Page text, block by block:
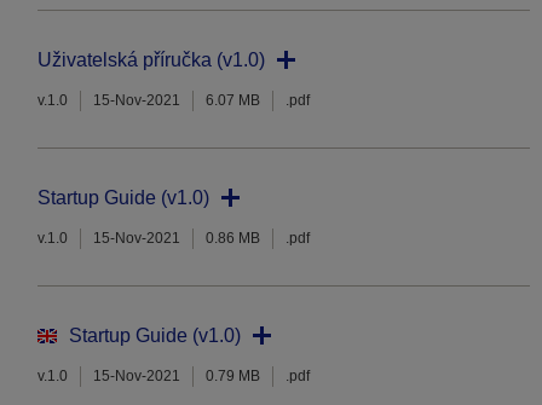
Uživatelská příručka (v1.0)
v.1.0 15-Nov-2021 6.07 MB .pdf
Startup Guide (v1.0)
v.1.0 15-Nov-2021 0.86 MB .pdf
Startup Guide (v1.0)
v.1.0 15-Nov-2021 0.79 MB .pdf